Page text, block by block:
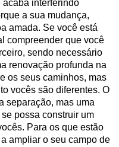
interferindo
a sua mudança,
amada. Se você está
compreender que você
sendo necessário
renovação profunda na
os seus caminhos, mas
vocês são diferentes. O
separação, mas uma
possa construir um
Para os que estão
ampliar o seu campo de